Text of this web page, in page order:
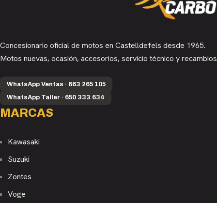
Concesionario oficial de motos en Castelldefels desde 1965.
Motos nuevas, ocasión, accesorios, servicio técnico y
WhatsApp Ventas · 663 265 105
WhatsApp Taller · 650 333 634
MARCAS
Kawasaki
Suzuki
Zontes
Voge